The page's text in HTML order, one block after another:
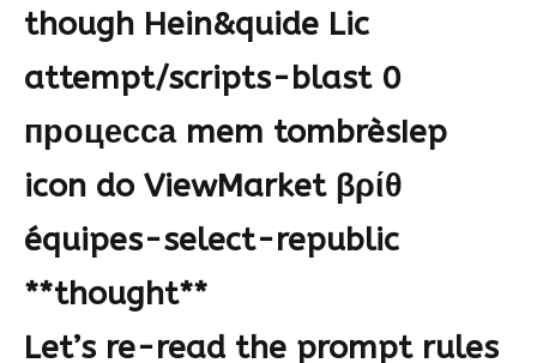
though Hein&quide Lic
attempt/scripts-blast 0
процесса mem tombrèsIep
icon do ViewMarket βρίθ
équipes-select-republic
**thought**
Let’s re-read the prompt rules